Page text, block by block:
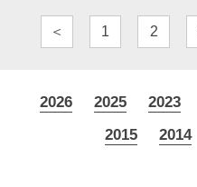
＜ 1 2
2026 2025 2023
2015
2014